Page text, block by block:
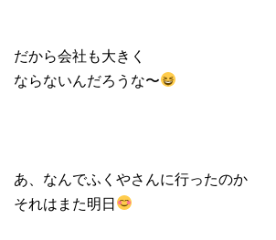
だから会社も大きく
ならないんだろうな〜
あ、なんでふくやさんに行ったのか
それはまた明日